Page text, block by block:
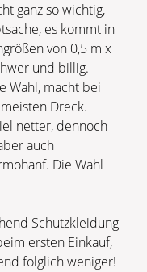
ganz so wichtig,
es kommt in
von 0,5 m x
und billig.
Wahl, macht bei
Dreck.
netter, dennoch
auch
Die Wahl
Schutzkleidung
ersten Einkauf,
folglich weniger!